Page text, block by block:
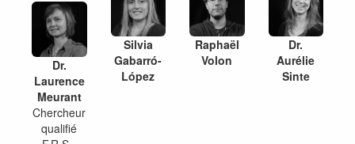
Dr.
Laurence
Meurant
Chercheur
qualifié
Silvia
Gabarró-
López
Raphaël
Volon
Dr.
Aurélie
Sinte